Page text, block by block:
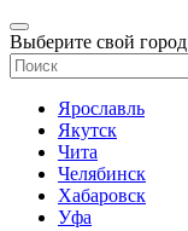
Выберите свой город
Ярославль
Якутск
Чита
Челябинск
Хабаровск
Уфа